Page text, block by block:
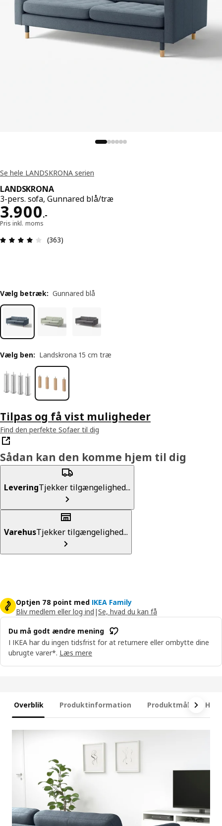
Se hele LANDSKRONA serien
LANDSKRONA
3-pers. sofa, Gunnared blå/træ
3.900.-
Pris 3900.-
Pris inkl. moms
Anmeldelse: 4 Ud af 5 Stjerner. Anmeldelser i
(363)
Vælg betræk: Gunnared blå
Vælg ben: Landskrona 15 cm træ
Tilpas og få vist muligheder
Find den perfekte Sofaer til dig
Sådan kan den komme hjem til dig
LeveringTjekker tilgængelighed...
VarehusTjekker tilgængelighed...
Optjen 78 point med IKEA Family
Bliv medlem eller log ind |Se, hvad du kan få
Du må godt ændre mening
I IKEA har du ingen tidsfrist for at returnere eller ombytte dine
ubrugte varer*. Læs mere
Overblik Produktinformation Produktmål